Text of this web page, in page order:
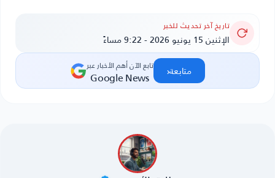
تاريخ آخر تحديث للخبر
الإثنين 15 يونيو 2026 - 9:22 مساءً
تابع الآن أهم الأخبار عبر
Google News متابعة‹